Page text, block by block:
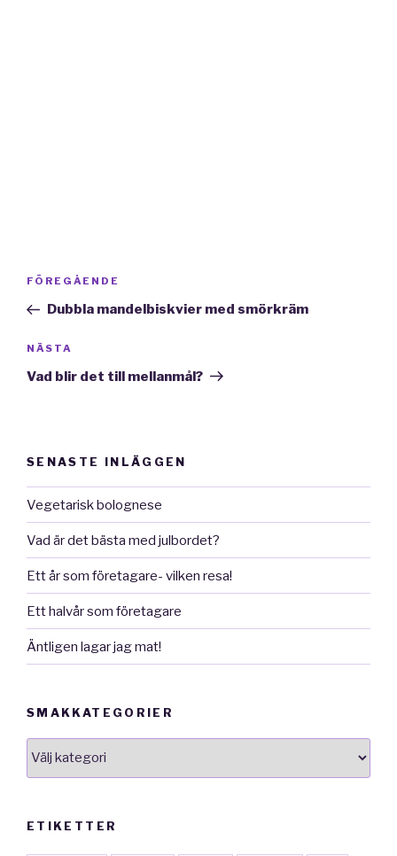
Inläggsnavigering
Föregående
inlägg
FÖREGÅENDE
Dubbla mandelbiskvier med smörkräm
Nästa
inlägg
NÄSTA
Vad blir det till mellanmål?
SENASTE INLÄGGEN
Vegetarisk bolognese
Vad är det bästa med julbordet?
Ett år som företagare- vilken resa!
Ett halvår som företagare
Äntligen lagar jag mat!
SMAKKATEGORIER
ETIKETTER